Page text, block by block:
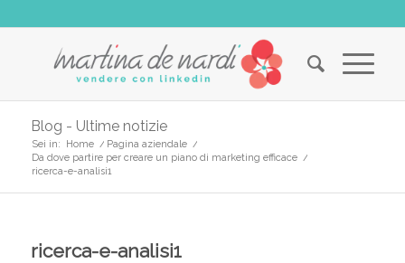
Blog - Ultime notizie
Sei in: Home / Pagina aziendale /
Da dove partire per creare un piano di marketing efficace /
ricerca-e-analisi1
ricerca-e-analisi1